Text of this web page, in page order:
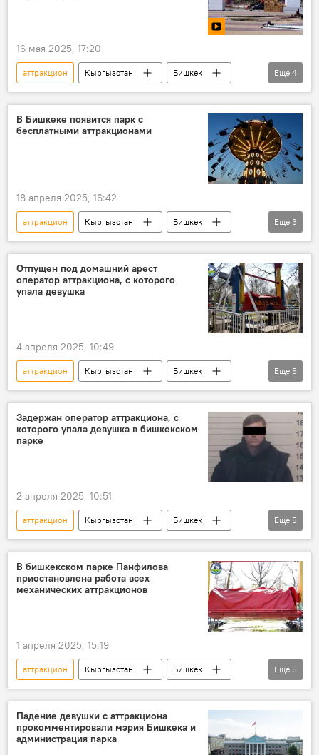
16 мая 2025, 17:20
аттракцион Кыргызстан
Бишкек
АНО "Евразия"
парк
строительство
Еще 4
В Бишкеке появится парк с
бесплатными аттракционами
18 апреля 2025, 16:42
аттракцион Кыргызстан
Бишкек
парк
АНО "Евразия" мэрия
Еще 3
Отпущен под домашний арест
оператор аттракциона, с которого
упала девушка
4 апреля 2025, 10:49
аттракцион Кыргызстан
Бишкек
арест
девушка
падение
оператор
домашний арест
Еще 5
Задержан оператор аттракциона, с
которого упала девушка в бишкекском
парке
2 апреля 2025, 10:51
аттракцион Кыргызстан
Бишкек
парк
падение
девушка
оператор
задержание
Еще 5
В бишкекском парке Панфилова
приостановлена работа всех
механических аттракционов
1 апреля 2025, 15:19
аттракцион Кыргызстан
Бишкек
парк
девушка
падение
приостановка
фото
Еще 5
Падение девушки с аттракциона
прокомментировали мэрия Бишкека и
администрация парка